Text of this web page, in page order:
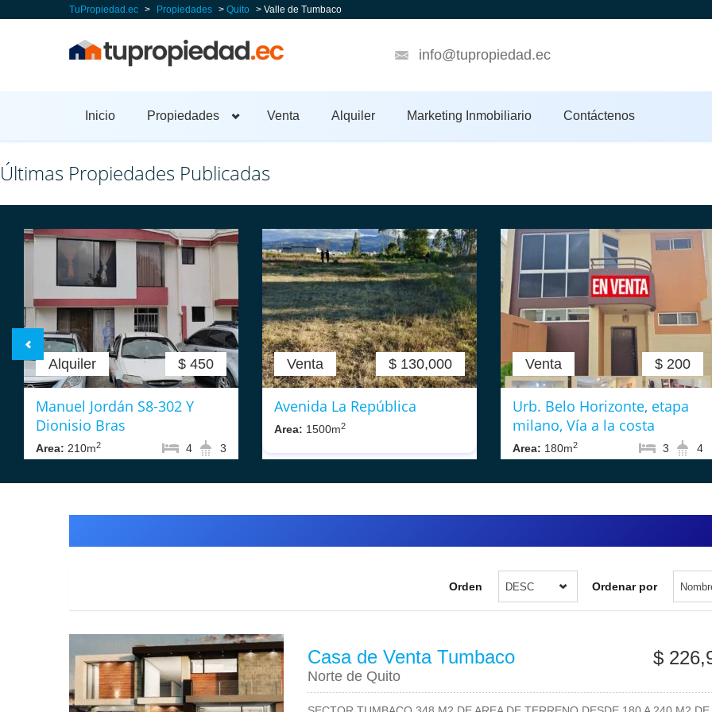
TuPropiedad.ec > Propiedades > Quito > Valle de Tumbaco
info@tupropiedad.ec
Inicio Propiedades Venta Alquiler Marketing Inmobiliario Contáctenos
Últimas Propiedades Publicadas
Alquiler $ 450
Manuel Jordán S8-302 Y
Dionisio Bras
Area: 210m2 3
4
Venta $ 130,000
Avenida La República
Area: 1500m2
Venta $ 200
Urb. Belo Horizonte, etapa
milano, Vía a la costa
Area: 180m2 4
3
Ordenar por
Orden DESC
Casa de Venta Tumbaco $
Norte de Quito